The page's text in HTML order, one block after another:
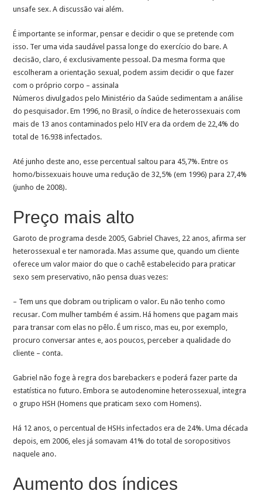
unsafe sex. A discussão vai além.
É importante se informar, pensar e decidir o que se pretende com
isso. Ter uma vida saudável passa longe do exercício do bare. A
decisão, claro, é exclusivamente pessoal. Da mesma forma que
escolheram a orientação sexual, podem assim decidir o que fazer
com o próprio corpo – assinala
Números divulgados pelo Ministério da Saúde sedimentam a análise
do pesquisador. Em 1996, no Brasil, o índice de heterossexuais com
mais de 13 anos contaminados pelo HIV era da ordem de 22,4% do
total de 16.938 infectados.
Até junho deste ano, esse percentual saltou para 45,7%. Entre os
homo/bissexuais houve uma redução de 32,5% (em 1996) para 27,4%
(junho de 2008).
Preço mais alto
Garoto de programa desde 2005, Gabriel Chaves, 22 anos, afirma ser
heterossexual e ter namorada. Mas assume que, quando um cliente
oferece um valor maior do que o cachê estabelecido para praticar
sexo sem preservativo, não pensa duas vezes:
– Tem uns que dobram ou triplicam o valor. Eu não tenho como
recusar. Com mulher também é assim. Há homens que pagam mais
para transar com elas no pêlo. É um risco, mas eu, por exemplo,
procuro conversar antes e, aos poucos, perceber a qualidade do
cliente – conta.
Gabriel não foge à regra dos barebackers e poderá fazer parte da
estatística no futuro. Embora se autodenomine heterossexual, integra
o grupo HSH (Homens que praticam sexo com Homens).
Há 12 anos, o percentual de HSHs infectados era de 24%. Uma década
depois, em 2006, eles já somavam 41% do total de soropositivos
naquele ano.
Aumento dos índices